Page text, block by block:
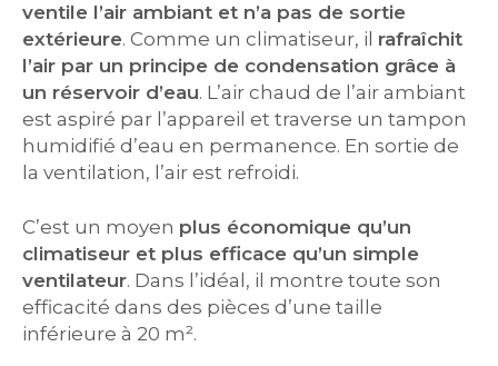
ventile l’air ambiant et n’a pas de sortie
extérieure. Comme un climatiseur, il rafraîchit
l’air par un principe de condensation grâce à
un réservoir d’eau. L’air chaud de l’air ambiant
est aspiré par l’appareil et traverse un tampon
humidifié d’eau en permanence. En sortie de
la ventilation, l’air est refroidi.
C’est un moyen plus économique qu’un
climatiseur et plus efficace qu’un simple
ventilateur. Dans l’idéal, il montre toute son
efficacité dans des pièces d’une taille
inférieure à 20 m².